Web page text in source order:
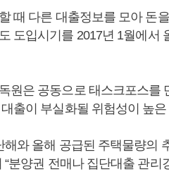
때 다른 대출정보를 모아 돈
도입시기를 2017년 1월에서
원은 공동으로 태스크포스를
출이 부실화될 위험성이 높
해와 올해 공급된 주택물량의
“분양권 전매나 집단대출 관